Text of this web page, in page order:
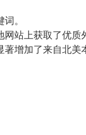
。
站上获取了优质
增加了来自北美